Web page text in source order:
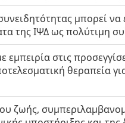
μπορεί να
της ΙΨΔ ως πολύτιμη
στις
θεραπεία
ζωής,